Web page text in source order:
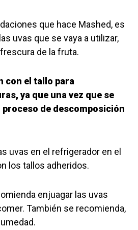
que hace Mashed, es
uvas que se vaya a utilizar,
de la fruta.
con el tallo para
ya que una vez que se
de descomposición
uvas en el refrigerador en el
los tallos adheridos.
enjuagar las uvas
También se recomienda,